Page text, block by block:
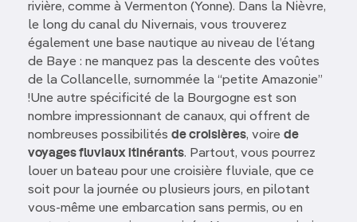
rivière, comme à Vermenton (Yonne). Dans la Nièvre,
le long du canal du Nivernais, vous trouverez
également une base nautique au niveau de l’étang
de Baye : ne manquez pas la descente des voûtes
de la Collancelle, surnommée la “petite Amazonie”
!Une autre spécificité de la Bourgogne est son
nombre impressionnant de canaux, qui offrent de
nombreuses possibilités de croisières, voire de
voyages fluviaux itinérants. Partout, vous pourrez
louer un bateau pour une croisière fluviale, que ce
soit pour la journée ou plusieurs jours, en pilotant
vous-même une embarcation sans permis, ou en